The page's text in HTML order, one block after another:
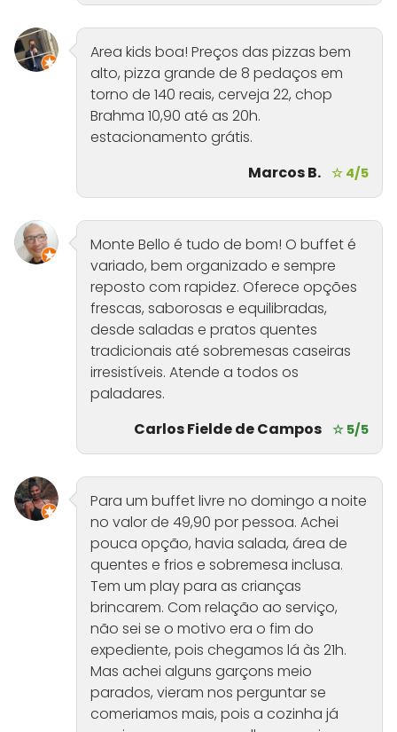
Area kids boa! Preços das pizzas bem
alto, pizza grande de 8 pedaços em
torno de 140 reais, cerveja 22, chop
Brahma 10,90 até as 20h.
estacionamento grátis.
Marcos B. ☆ 4/5
Monte Bello é tudo de bom! O buffet é
variado, bem organizado e sempre
reposto com rapidez. Oferece opções
frescas, saborosas e equilibradas,
desde saladas e pratos quentes
tradicionais até sobremesas caseiras
irresistíveis. Atende a todos os
paladares.
Carlos Fielde de Campos ☆ 5/5
Para um buffet livre no domingo a noite
no valor de 49,90 por pessoa. Achei
pouca opção, havia salada, área de
quentes e frios e sobremesa inclusa.
Tem um play para as crianças
brincarem. Com relação ao serviço,
não sei se o motivo era o fim do
expediente, pois chegamos lá às 21h.
Mas achei alguns garçons meio
parados, vieram nos perguntar se
comeriamos mais, pois a cozinha já